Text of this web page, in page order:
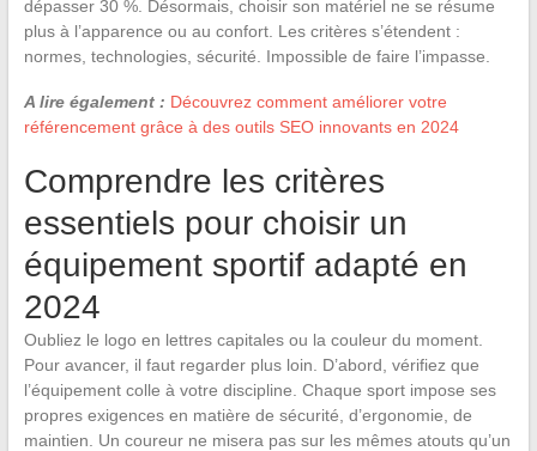
dépasser 30 %. Désormais, choisir son matériel ne se résume
plus à l’apparence ou au confort. Les critères s’étendent :
normes, technologies, sécurité. Impossible de faire l’impasse.
A lire également : Découvrez comment améliorer votre
référencement grâce à des outils SEO innovants en 2024
Comprendre les critères
essentiels pour choisir un
équipement sportif adapté en
2024
Oubliez le logo en lettres capitales ou la couleur du moment.
Pour avancer, il faut regarder plus loin. D’abord, vérifiez que
l’équipement colle à votre discipline. Chaque sport impose ses
propres exigences en matière de sécurité, d’ergonomie, de
maintien. Un coureur ne misera pas sur les mêmes atouts qu’un